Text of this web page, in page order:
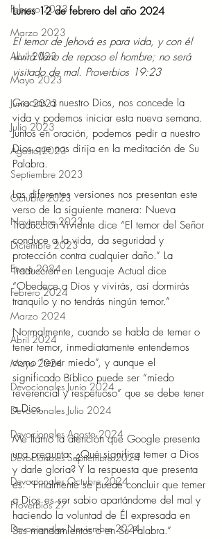
Febrero 2023
Marzo 2023
Abril 2023
Mayo 2023
Junio 2023
Julio 2023
Agosto 2023
Septiembre 2023
Octubre 2023
Noviembre 2023
Diciembre 2023
Enero 2024
Febrero 2024
Marzo 2024
Abril 2024
Mayo 2024
Devocionales Junio 2024
Devocionales Julio 2024
Devocionales Agosto 2024
Devocionales Septiembre 2024
Devocionales Octubre 2024
Proverbios 27
Devocionales Noviembre 2024
Lunes 12 de febrero del año 2024
El temor de Jehová es para vida, y con él
vivirá lleno de reposo el hombre; no será
visitado de mal. Proverbios 19:23
Gracias a nuestro Dios, nos concede la
vida y podemos iniciar esta nueva semana.
Juntos en oración, podemos pedir a nuestro
Dios que nos dirija en la meditación de Su
Palabra.
Las diferentes versiones nos presentan este
verso de la siguiente manera: Nueva
Traducción Viviente dice “El temor del Señor
conduce a la vida, da seguridad y
protección contra cualquier daño.” La
Traducción en Lenguaje Actual dice
“Obedece a Dios y vivirás, así dormirás
tranquilo y no tendrás ningún temor.”
Normalmente, cuando se habla de temer o
tener temor, inmediatamente entendemos
como “tener miedo”, y aunque el
significado Bíblico puede ser “miedo
reverencial y respetuoso” que se debe tener
a Dios.
Me llamó la atención que Google presenta
una pregunta: ¿Qué significa temer a Dios
y darle gloria? Y la respuesta que presenta
es: “Finalmente se puede concluir que temer
a Dios es ser sabio apartándome del mal y
haciendo la voluntad de Él expresada en
Sus mandamientos o en Su Palabra.”